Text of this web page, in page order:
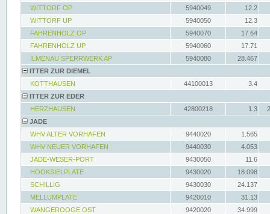
WITTORF OP
5940049
12.2
WITTORF UP
5940050
12.3
FAHRENHOLZ OP
5940070
17.64
FAHRENHOLZ UP
5940060
17.71
ILMENAU SPERRWERK AP
5940080
28.467
ITTER ZUR DIEMEL
KOTTHAUSEN
44100013
3.4
ITTER ZUR EDER
HERZHAUSEN
42800218 1.3
JADE
WHV ALTER VORHAFEN
9440020
1.565
WHV NEUER VORHAFEN
9440030
4.053
JADE-WESER-PORT
9430050
11.6
HOOKSIELPLATE
9430020
18.098
SCHILLIG
9430030
24.137
MELLUMPLATE
9420010
31.13
WANGEROOGE OST
9420020
34.999